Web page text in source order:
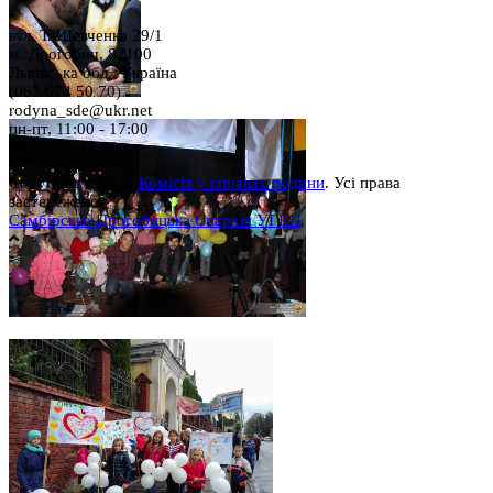
вул. Т. Шевченка 29/1
м. Дрогобич, 82100
Львівська обл., Україна
(067 674 50 70)
rodyna_sde@ukr.net
пн-пт, 11:00 - 17:00
сб, 9:00 - 15:00
Copyright © 2026 Комісія у справах родини. Усі права
застережено.
Самбірсько-Дрогобицька Єпархія УГКЦ